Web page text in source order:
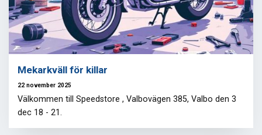
Mekarkväll för killar
22 november 2025
Välkommen till Speedstore , Valbovägen 385, Valbo den 3
dec 18 - 21.